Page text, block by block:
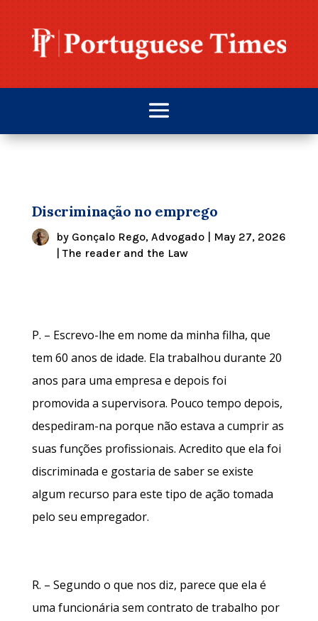
Discriminação no emprego
by Gonçalo Rego, Advogado| May 27, 2026
|The reader and the Law
P. – Escrevo-lhe em nome da minha filha, que
tem 60 anos de idade. Ela trabalhou durante 20
anos para uma empresa e depois foi
promovida a supervisora. Pouco tempo depois,
despediram-na porque não estava a cumprir as
suas funções profissionais. Acredito que ela foi
discriminada e gostaria de saber se existe
algum recurso para este tipo de ação tomada
pelo seu empregador.
R. – Segundo o que nos diz, parece que ela é
uma funcionária sem contrato de trabalho por